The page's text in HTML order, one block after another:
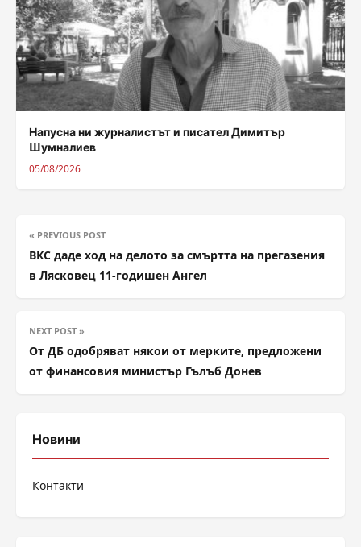
Напусна ни журналистът и писател Димитър
Шумналиев
05/08/2026
« PREVIOUS POST
ВКС даде ход на делото за смъртта на прегазения
в Лясковец 11-годишен Ангел
NEXT POST »
От ДБ одобряват някои от мерките, предложени
от финансовия министър Гълъб Донев
Новини
Контакти